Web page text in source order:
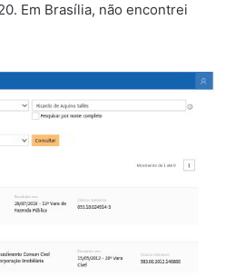
Em Brasília, não encontrei